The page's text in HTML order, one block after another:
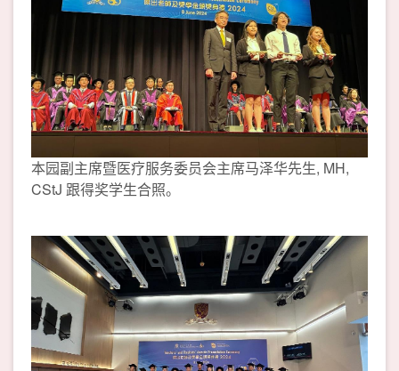
本园副主席暨医疗服务委员会主席马泽华先生, MH,
CStJ 跟得奖学生合照。